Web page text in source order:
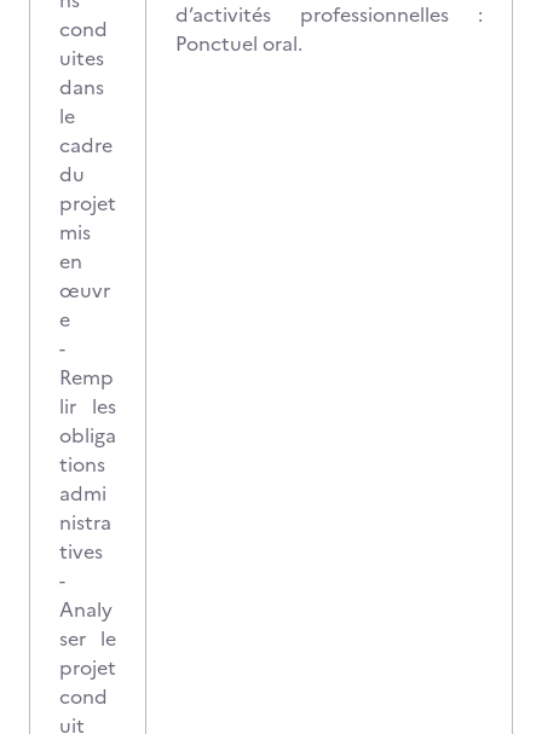
cond
uites
dans
le
cadre
du
projet
mis
en
œuvr
e
-
Remp
lir les
obliga
tions
admi
nistra
tives
-
Analy
ser le
projet
cond
uit
d’activités professionnelles :
Ponctuel oral.